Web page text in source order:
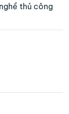
thủ công